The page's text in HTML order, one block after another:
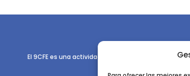
El 9CFE es una actividad promovida por la